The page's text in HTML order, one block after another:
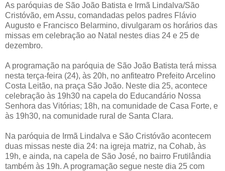
As paróquias de São João Batista e Irmã Lindalva/São
Cristóvão, em Assu, comandadas pelos padres Flávio
Augusto e Francisco Belarmino, divulgaram os horários das
missas em celebração ao Natal nestes dias 24 e 25 de
dezembro.
A programação na paróquia de São João Batista terá missa
nesta terça-feira (24), às 20h, no anfiteatro Prefeito Arcelino
Costa Leitão, na praça São João. Neste dia 25, acontece
celebração às 19h30 na capela do Educandário Nossa
Senhora das Vitórias; 18h, na comunidade de Casa Forte, e
às 19h30, na comunidade rural de Santa Clara.
Na paróquia de Irmã Lindalva e São Cristóvão acontecem
duas missas neste dia 24: na igreja matriz, na Cohab, às
19h, e ainda, na capela de São José, no bairro Frutilândia
também às 19h. A programação segue neste dia 25 com